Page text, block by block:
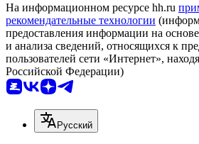
На информационном ресурсе hh.ru
рекомендательные технологии
предоставления информации на
и анализа сведений, относящихся к
пользователей сети «Интернет»,
Российской Федерации)
Русский